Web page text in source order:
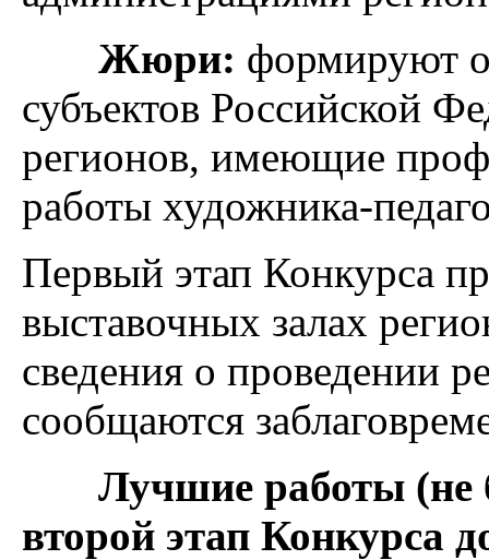
Жюри: формируют
субъектов Российской
регионов, имеющие
работы художника-
Первый этап Конкурса
выставочных залах
сведения о проведении
сообщаются
Лучшие работы (не
второй этап Конкурса